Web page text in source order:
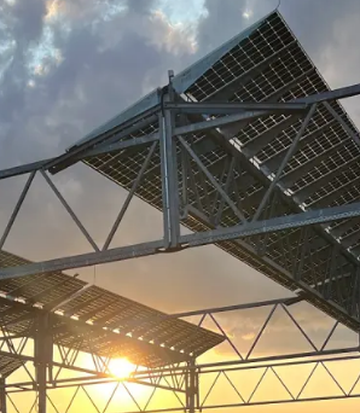
Exklusiver
mitmyKWS
der KWS
kws.com/